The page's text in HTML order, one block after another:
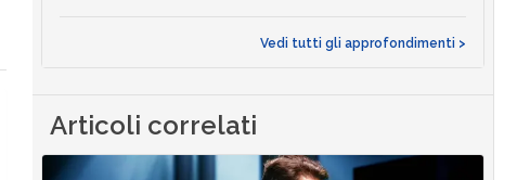
Vedi tutti gli approfondimenti >
Articoli correlati